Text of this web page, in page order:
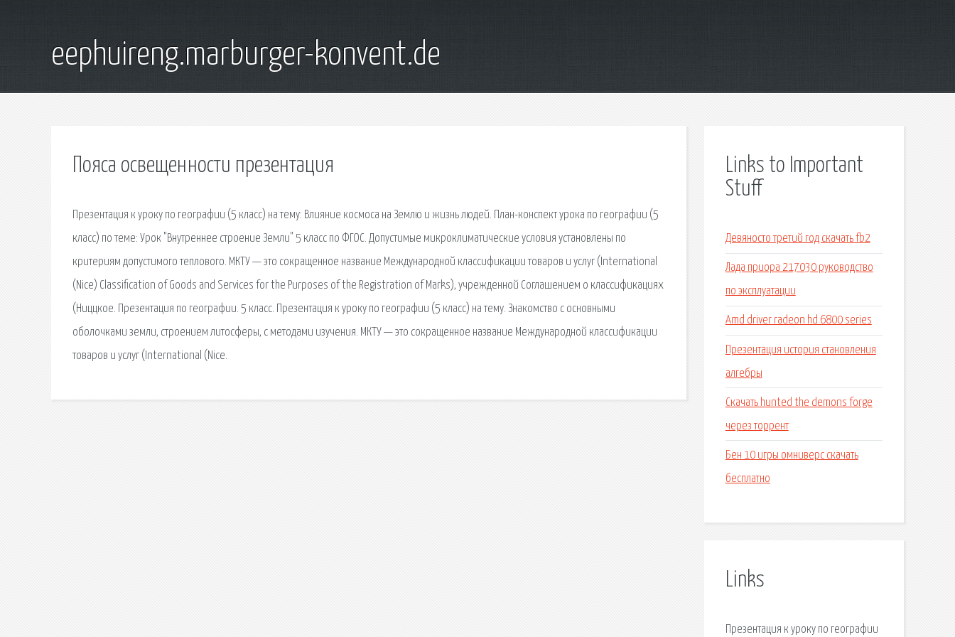
eephuireng.marburger-konvent.de
Пояса освещенности презентация
Презентация к уроку по географии (5 класс) на тему: Влияние космоса на Землю и жизнь людей. План-конспект урока по географии (5
класс) по теме: Урок "Внутреннее строение Земли" 5 класс по ФГОС. Допустимые микроклиматические условия установлены по
критериям допустимого теплового. МКТУ — это сокращенное название Международной классификации товаров и услуг (International
(Nice) Classification of Goods and Services for the Purposes of the Registration of Marks), учрежденной Соглашением о классификациях
(Ниццкое. Презентация по географии. 5 класс. Презентация к уроку по географии (5 класс) на тему. Знакомство с основными
оболочками земли, строением литосферы, с методами изучения. МКТУ — это сокращенное название Международной классификации
товаров и услуг (International (Nice.
Links to Important
Stuff
Девяносто третий год скачать fb2
Лада приора 217030 руководство
по эксплуатации
Amd driver radeon hd 6800 series
Презентация история становления
алгебры
Скачать hunted the demons forge
через торрент
Бен 10 игры омниверс скачать
бесплатно
Links
Презентация к уроку по географии